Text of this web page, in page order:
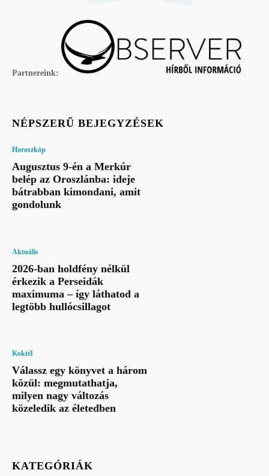
Partnereink:
NÉPSZERŰ BEJEGYZÉSEK
Horoszkóp
Augusztus 9-én a Merkúr
belép az Oroszlánba: ideje
bátrabban kimondani, amit
gondolunk
Aktuális
2026-ban holdfény nélkül
érkezik a Perseidák
maximuma – így láthatod a
legtöbb hullócsillagot
Koktél
Válassz egy könyvet a három
közül: megmutathatja,
milyen nagy változás
közeledik az életedben
KATEGÓRIÁK